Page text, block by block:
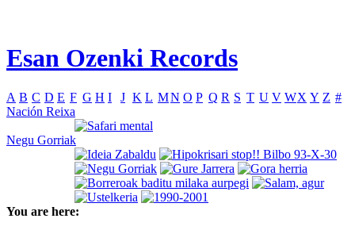
Esan Ozenki Records
A B C D E F G H I J K L MN O P Q R S T U V WX Y Z #
Nación Reixa
Negu Gorriak
You are here: